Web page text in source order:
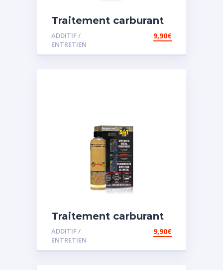
Traitement carburant
spécial diesel
ADDITIF /
ENTRETIEN
9,90€
Traitement carburant
spécial essence
ADDITIF /
ENTRETIEN
9,90€